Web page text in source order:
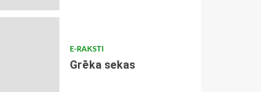
E-RAKSTI
Grēka sekas